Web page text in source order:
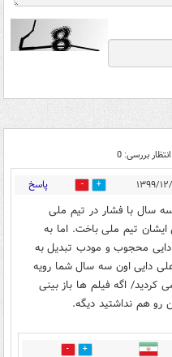
بررسی: 0
1 پاسخ
سه سال با فشار در تیم ملی
ایشان تیم ملی باخت. اما به
محجوب و مودب تبدیل به
دایی اون سه سال شما رویه
کردید/ اگه فیلم ها باز بینی
رو هم نداشتید دیگه.
2